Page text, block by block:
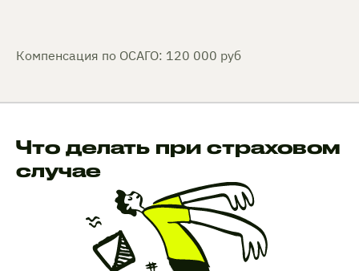
Компенсация по ОСАГО: 120 000 руб
Что делать при страховом
случае